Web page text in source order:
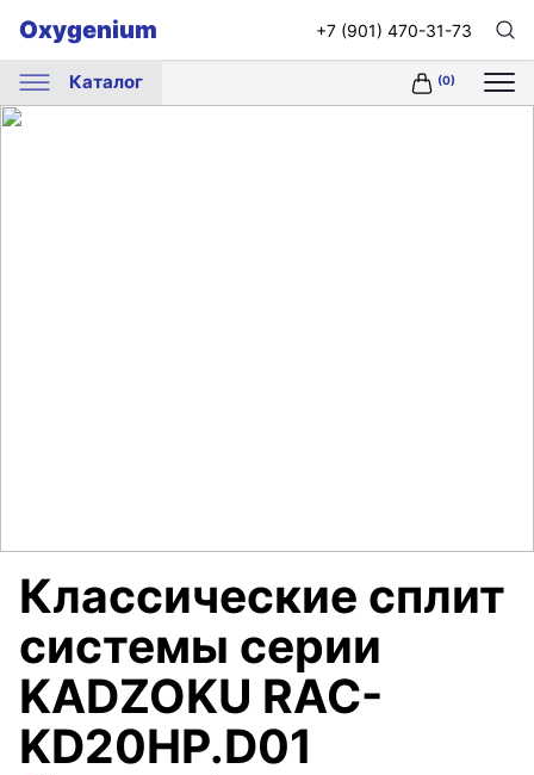
Oxygenium +7 (901) 470-31-73
Каталог
Классические сплит
системы серии
KADZOKU RAC-
KD20HP.D01